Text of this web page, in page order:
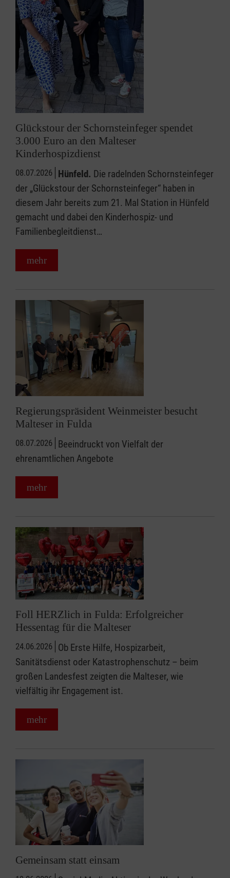
Glückstour der Schornsteinfeger spendet
3.000 Euro an den Malteser
Kinderhospizdienst
08.07.2026 Hünfeld. Die radelnden Schornsteinfeger
der „Glückstour der Schornsteinfeger“ haben in
diesem Jahr bereits zum 21. Mal Station in Hünfeld
gemacht und dabei den Kinderhospiz- und
Familienbegleitdienst…
mehr
Regierungspräsident Weinmeister besucht
Malteser in Fulda
08.07.2026 Beeindruckt von Vielfalt der
ehrenamtlichen Angebote
mehr
Foll HERZlich in Fulda: Erfolgreicher
Hessentag für die Malteser
24.06.2026 Ob Erste Hilfe, Hospizarbeit,
Sanitätsdienst oder Katastrophenschutz – beim
großen Landesfest zeigten die Malteser, wie
vielfältig ihr Engagement ist.
mehr
Gemeinsam statt einsam